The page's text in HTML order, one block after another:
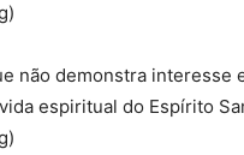
não demonstra
espiritual do Espírito